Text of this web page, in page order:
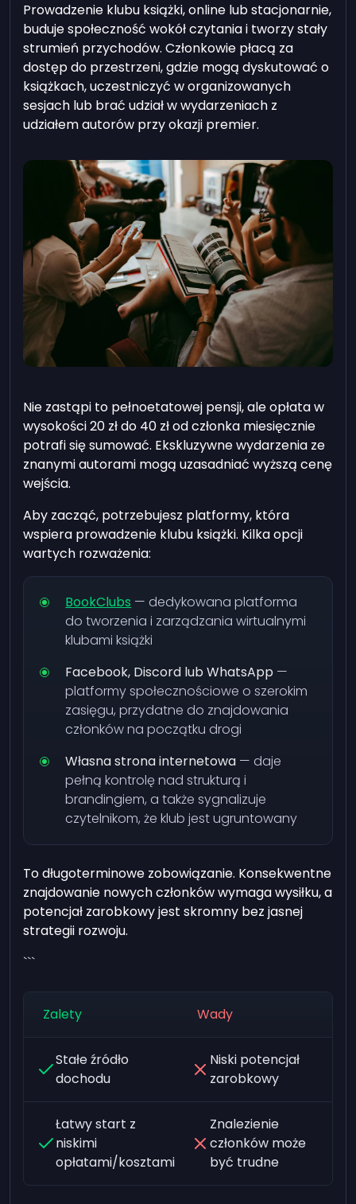
Prowadzenie klubu książki, online lub stacjonarnie,
buduje społeczność wokół czytania i tworzy stały
strumień przychodów. Członkowie płacą za
dostęp do przestrzeni, gdzie mogą dyskutować o
książkach, uczestniczyć w organizowanych
sesjach lub brać udział w wydarzeniach z
udziałem autorów przy okazji premier.
Nie zastąpi to pełnoetatowej pensji, ale opłata w
wysokości 20 zł do 40 zł od członka miesięcznie
potrafi się sumować. Ekskluzywne wydarzenia ze
znanymi autorami mogą uzasadniać wyższą cenę
wejścia.
Aby zacząć, potrzebujesz platformy, która
wspiera prowadzenie klubu książki. Kilka opcji
wartych rozważenia:
BookClubs — dedykowana platforma
do tworzenia i zarządzania wirtualnymi
klubami książki
Facebook, Discord lub WhatsApp —
platformy społecznościowe o szerokim
zasięgu, przydatne do znajdowania
członków na początku drogi
Własna strona internetowa — daje
pełną kontrolę nad strukturą i
brandingiem, a także sygnalizuje
czytelnikom, że klub jest ugruntowany
To długoterminowe zobowiązanie. Konsekwentne
znajdowanie nowych członków wymaga wysiłku, a
potencjał zarobkowy jest skromny bez jasnej
strategii rozwoju.
```
Zalety Wady
Stałe źródło
dochodu
Niski potencjał
zarobkowy
Łatwy start z
niskimi
opłatami/kosztami
Znalezienie
członków może
być trudne